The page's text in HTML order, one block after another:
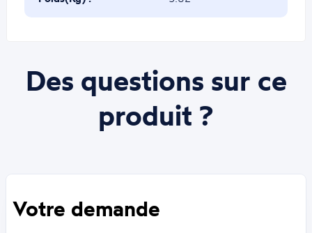
Des questions sur ce
produit ?
Votre demande